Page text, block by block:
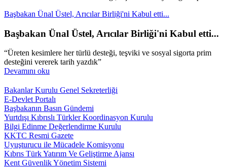
Başbakan Ünal Üstel, Arıcılar Birliği'ni Kabul etti...
Başbakan Ünal Üstel, Arıcılar Birliği'ni Kabul etti...
“Üreten kesimlere her türlü desteği, teşviki ve sosyal sigorta prim
desteğini vererek tarih yazdık”
Devamını oku
Bakanlar Kurulu Genel Sekreterliği
E-Devlet Portalı
Başbakanın Basın Gündemi
Yurtdışı Kıbrıslı Türkler Koordinasyon Kurulu
Bilgi Edinme Değerlendirme Kurulu
KKTC Resmi Gazete
Uyuşturucu ile Mücadele Komisyonu
Kıbrıs Türk Yatırım Ve Geliştirme Ajansı
Kent Güvenlik Yönetim Sistemi